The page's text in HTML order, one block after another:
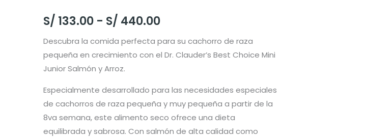
S/ 133.00 - S/ 440.00Rango
de
precios:
desde
S/ 133.00
hasta
Descubra la comida perfecta para su cachorro de raza
pequeña en crecimiento con el Dr. Clauder’s Best Choice Mini
Junior Salmón y Arroz.
Especialmente desarrollado para las necesidades especiales
de cachorros de raza pequeña y muy pequeña a partir de la
8va semana, este alimento seco ofrece una dieta
equilibrada y sabrosa. Con salmón de alta calidad como